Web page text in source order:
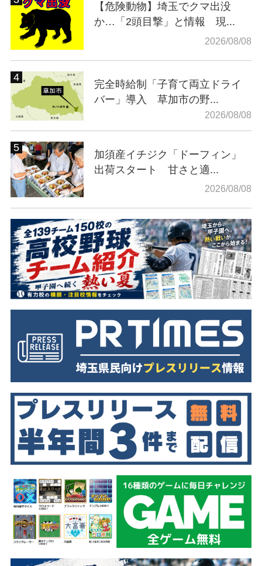
【危険動物】埼玉でクマ出没
か…「2頭目撃」と情報 現...
2026/08/08
完全時給制「子育て両立ドライ
バー」導入 草加市の野...
2026/08/08
加須産イチジク「ドーフィン」
出荷スタート 甘さと適...
2026/08/08